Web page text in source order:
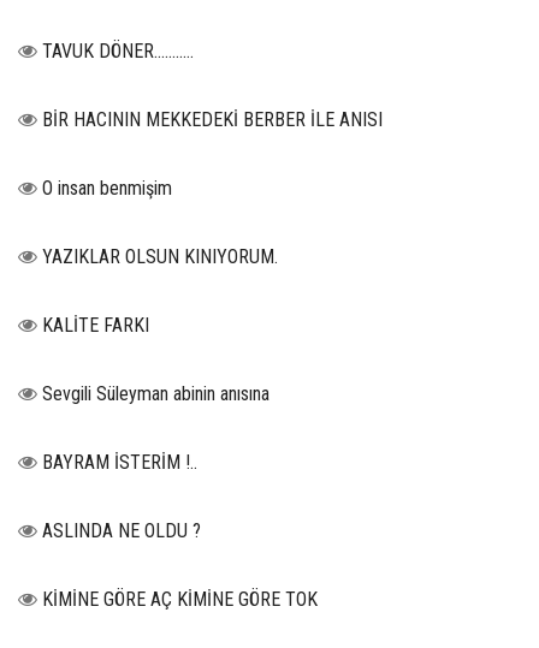
TAVUK DÖNER...........
BİR HACININ MEKKEDEKİ BERBER İLE ANISI
O insan benmişim
YAZIKLAR OLSUN KINIYORUM.
KALİTE FARKI
Sevgili Süleyman abinin anısına
BAYRAM İSTERİM !..
ASLINDA NE OLDU ?
KİMİNE GÖRE AÇ KİMİNE GÖRE TOK